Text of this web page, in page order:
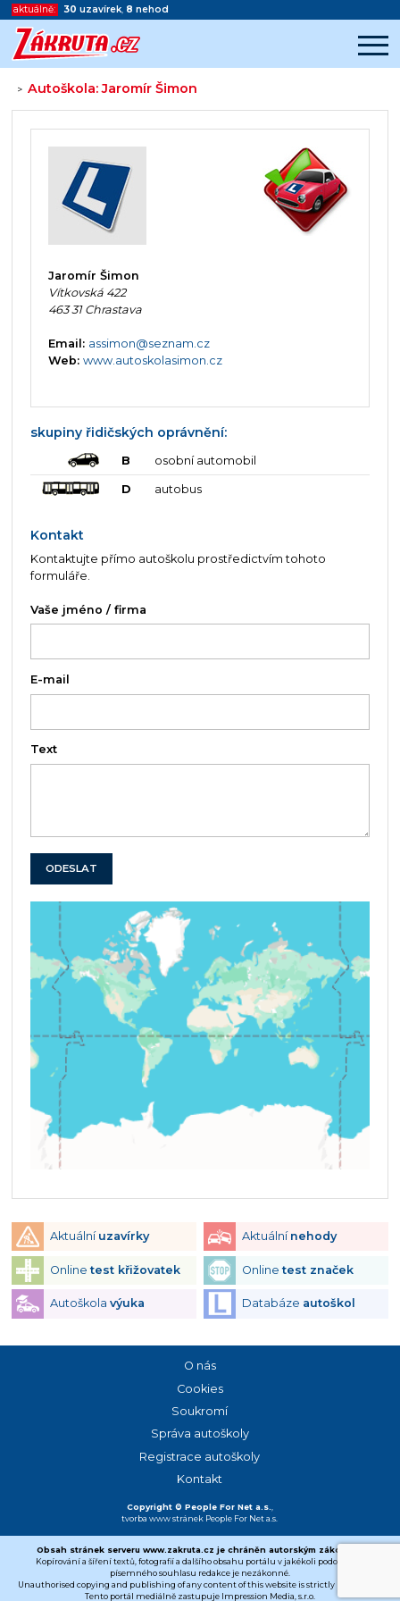
aktuálně: 30 uzavírek, 8 nehod
>Autoškola: Jaromír Šimon
Začátek reklamy
Konec reklamy
Jaromír Šimon
Vítkovská 422
463 31 Chrastava
Email: assimon@seznam.cz
Web: www.autoskolasimon.cz
skupiny řidičských oprávnění:
B osobní automobil
D autobus
Kontakt
Kontaktujte přímo autoškolu prostředictvím tohoto
formuláře.
Vaše jméno / firma
E-mail
Text
ODESLAT
Aktuální uzavírky Aktuální nehody
Onlinetest křižovatek Onlinetest značek
Autoškola výuka Databáze autoškol
Copyright © People For Net a.s.,
tvorba www stránek People For Net a.s.
O nás
Cookies
Soukromí
Správa autoškoly
Registrace autoškoly
Kontakt
Obsah stránek serveru www.zakruta.cz je chráněn autorským zákonem.
Kopírování a šíření textů, fotografií a dalšího obsahu portálu v jakékoli podobě bez
písemného souhlasu redakce je nezákonné.
Unauthorised copying and publishing of any content of this website is strictly prohibited.
Tento portál mediálně zastupuje Impression Media, s.r.o.